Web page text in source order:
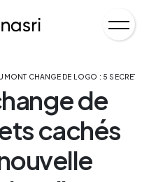
CHANGE DE LOGO : 5 SECRETS
de
cachés